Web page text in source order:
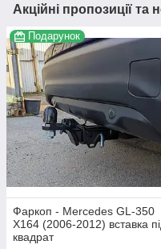
Акційні пропозиції та
Подарунок
Фаркоп - Mercedes GL-350
X164 (2006-2012) вставка
квадрат